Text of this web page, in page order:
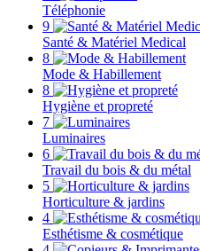
Téléphonie
9
Santé & Matériel Medical
8
Mode & Habillement
8
Hygiène et propreté
7
Luminaires
6
Travail du bois & du métal
5
Horticulture & jardins
4
Esthétisme & cosmétique